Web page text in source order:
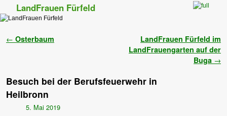
LandFrauen Fürfeld
Artikelnavigation
← Osterbaum
LandFrauen Fürfeld im
LandFrauengarten auf der
Buga →
Besuch bei der Berufsfeuerwehr in
Heilbronn
5. Mai 2019